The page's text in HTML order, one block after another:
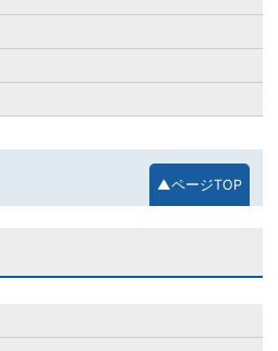
▲ページTOP